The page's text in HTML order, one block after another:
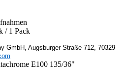
/ 1 Pack
GmbH, Augsburger Straße 712, 70329
E100 135/36"